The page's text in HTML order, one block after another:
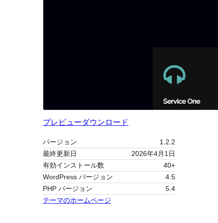
プレビューダウンロード
バージョン
1.2.2
最終更新日
2026年4月1日
有効インストール数
40+
WordPress バージョン
4.5
PHP バージョン
5.4
テーマのホームページ